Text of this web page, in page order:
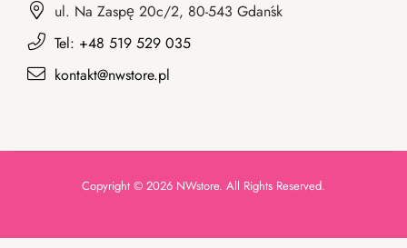
ul. Na Zaspę 20c/2, 80-543 Gdańsk
Tel: +48 519 529 035
kontakt@nwstore.pl
Copyright © 2026 NWstore. All Rights Reserved.